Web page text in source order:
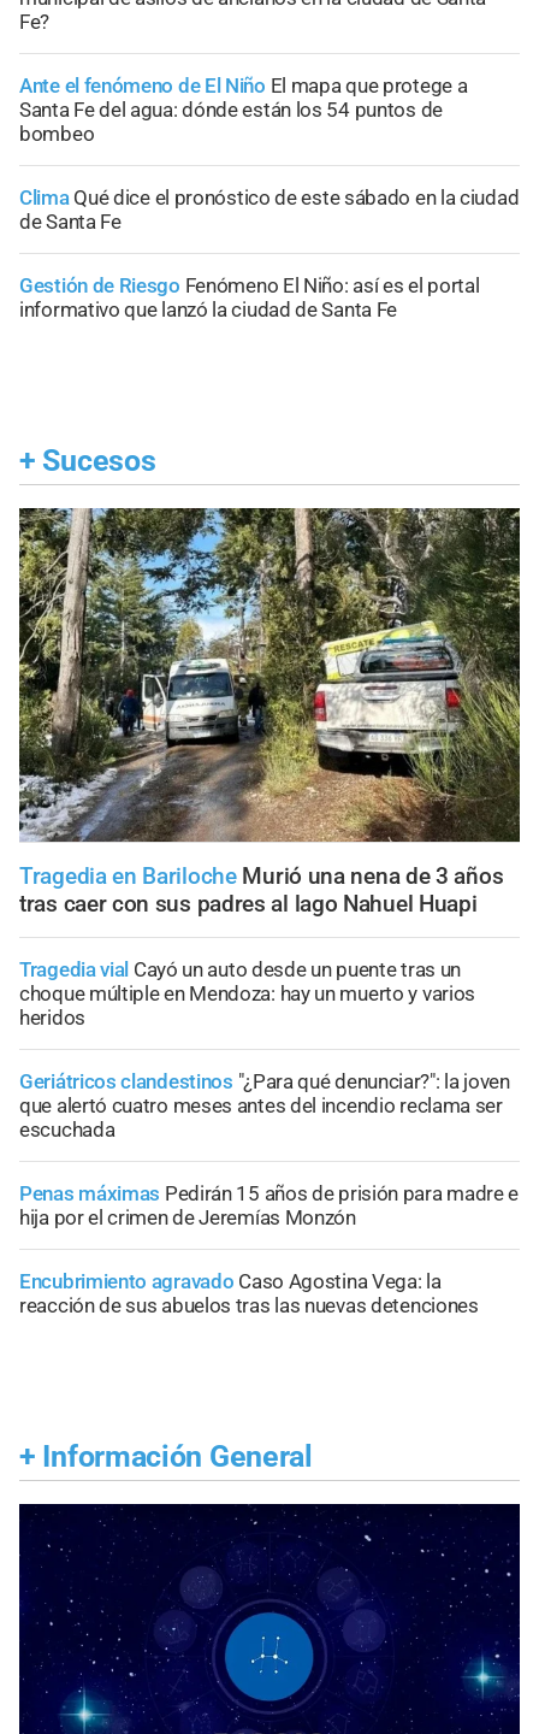
Fe?
Ante el fenómeno de El Niño El mapa que protege a
Santa Fe del agua: dónde están los 54 puntos de
bombeo
Clima Qué dice el pronóstico de este sábado en la ciudad
de Santa Fe
Gestión de Riesgo Fenómeno El Niño: así es el portal
informativo que lanzó la ciudad de Santa Fe
+ Sucesos
Tragedia en Bariloche Murió una nena de 3 años
tras caer con sus padres al lago Nahuel Huapi
Tragedia vial Cayó un auto desde un puente tras un
choque múltiple en Mendoza: hay un muerto y varios
heridos
Geriátricos clandestinos "¿Para qué denunciar?": la joven
que alertó cuatro meses antes del incendio reclama ser
escuchada
Penas máximas Pedirán 15 años de prisión para madre e
hija por el crimen de Jeremías Monzón
Encubrimiento agravado Caso Agostina Vega: la
reacción de sus abuelos tras las nuevas detenciones
+ Información General